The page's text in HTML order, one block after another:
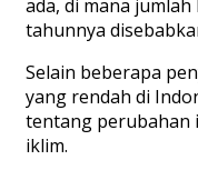
ada, di mana
tahunnya
Selain beberapa
yang rendah di
tentang perubahan
iklim.